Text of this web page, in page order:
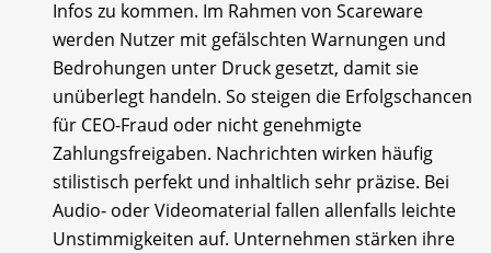
Infos zu kommen. Im Rahmen von Scareware
werden Nutzer mit gefälschten Warnungen und
Bedrohungen unter Druck gesetzt, damit sie
unüberlegt handeln. So steigen die Erfolgschancen
für CEO-Fraud oder nicht genehmigte
Zahlungsfreigaben. Nachrichten wirken häufig
stilistisch perfekt und inhaltlich sehr präzise. Bei
Audio- oder Videomaterial fallen allenfalls leichte
Unstimmigkeiten auf. Unternehmen stärken ihre